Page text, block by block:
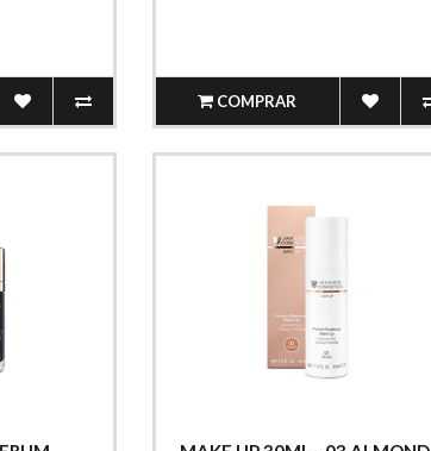
COMPRAR